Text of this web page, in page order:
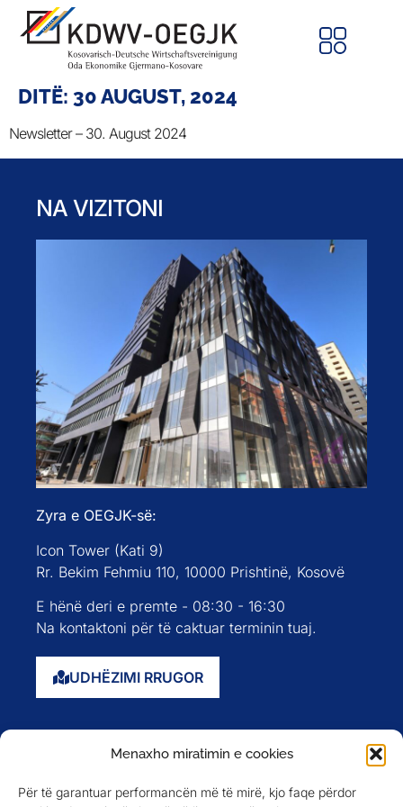
Menaxho miratimin e cookies
Për të garantuar performancën më të mirë, kjo faqe përdor
DITË: 30 AUGUST, 2024
Newsletter – 30. August 2024
NA VIZITONI
Zyra e OEGJK-së:
Icon Tower (Kati 9)
Rr. Bekim Fehmiu 110, 10000 Prishtinë, Kosovë
E hënë deri e premte - 08:30 - 16:30
Na kontaktoni për të caktuar terminin tuaj.
UDHËZIMI RRUGOR
Evente